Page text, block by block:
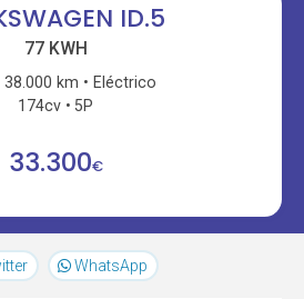
ID.5
77 KWH
38.000 km
Eléctrico
174cv
5P
33.300€
WhatsApp